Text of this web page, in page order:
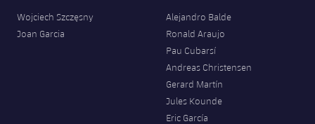
Wojciech Szczęsny
Joan Garcia
Alejandro Balde
Ronald Araujo
Pau Cubarsí
Andreas Christensen
Gerard Martín
Jules Kounde
Eric García